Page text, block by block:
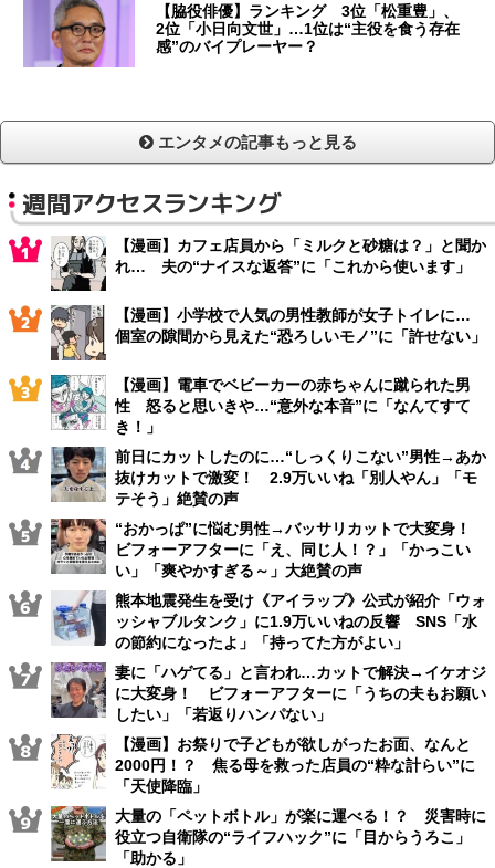
【脇役俳優】ランキング 3位「松重豊」、
2位「小日向文世」…1位は“主役を食う存在
感”のバイプレーヤー？
エンタメの記事もっと見る
週間アクセスランキング
【漫画】カフェ店員から「ミルクと砂糖は？」と聞か
れ… 夫の“ナイスな返答”に「これから使います」
【漫画】小学校で人気の男性教師が女子トイレに…
個室の隙間から見えた“恐ろしいモノ”に「許せない」
【漫画】電車でベビーカーの赤ちゃんに蹴られた男
性 怒ると思いきや…“意外な本音”に「なんてすて
き！」
前日にカットしたのに…“しっくりこない”男性→あか
抜けカットで激変！ 2.9万いいね「別人やん」「モ
テそう」絶賛の声
“おかっぱ”に悩む男性→バッサリカットで大変身！
ビフォーアフターに「え、同じ人！？」「かっこい
い」「爽やかすぎる～」大絶賛の声
熊本地震発生を受け《アイラップ》公式が紹介「ウォ
ッシャブルタンク」に1.9万いいねの反響 SNS「水
の節約になったよ」「持ってた方がよい」
妻に「ハゲてる」と言われ…カットで解決→イケオジ
に大変身！ ビフォーアフターに「うちの夫もお願い
したい」「若返りハンパない」
【漫画】お祭りで子どもが欲しがったお面、なんと
2000円！？ 焦る母を救った店員の“粋な計らい”に
「天使降臨」
大量の「ペットボトル」が楽に運べる！？ 災害時に
役立つ自衛隊の“ライフハック”に「目からうろこ」
「助かる」